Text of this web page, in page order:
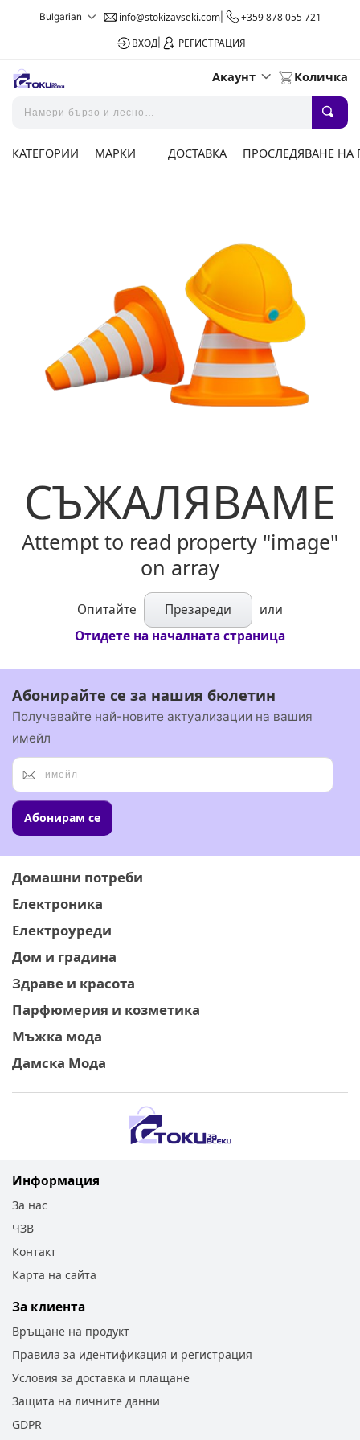
Bulgarian info@stokizavseki.com|
+359 878 055 721
ВХОД
РЕГИСТРАЦИЯ
Акаунт Количка
КАТЕГОРИИ МАРКИ ДОСТАВКА ПРОСЛЕДЯВАНЕ НА
СЪЖАЛЯВАМЕ
Attempt to read property "image"
on array
Опитайте Презареди
или
Отидете на началната страница
Абонирайте се за нашия бюлетин
Получавайте най-новите актуализации на вашия
имейл
Абонирам се
Домашни потреби
Електроника
Електроуреди
Дом и градина
Здраве и красота
Парфюмерия и козметика
Мъжка мода
Дамска Мода
Информация
За нас
ЧЗВ
Контакт
Карта на сайта
За клиента
Връщане на продукт
Правила за идентификация и регистрация
Условия за доставка и плащане
Защита на личните данни
GDPR